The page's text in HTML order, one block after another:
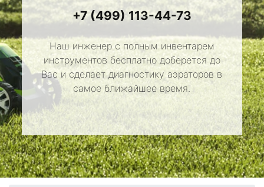
+7 (499) 113-44-73
Наш инженер с полным инвентарем
инструментов бесплатно доберется до
Вас и сделает диагностику аэраторов в
самое ближайшее время.